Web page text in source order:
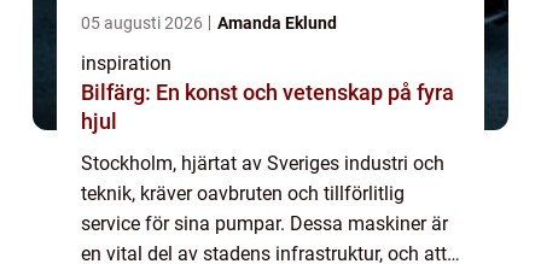
05 augusti 2026 Amanda Eklund
inspiration
Bilfärg: En konst och vetenskap på fyra
hjul
Stockholm, hjärtat av Sveriges industri och
teknik, kräver oavbruten och tillförlitlig
service för sina pumpar. Dessa maskiner är
en vital del av stadens infrastruktur, och att